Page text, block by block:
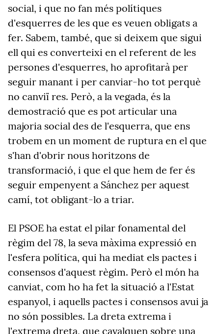
social, i que no fan més polítiques
d'esquerres de les que es veuen obligats a
fer. Sabem, també, que si deixem que sigui
ell qui es converteixi en el referent de les
persones d'esquerres, ho aprofitarà per
seguir manant i per canviar-ho tot perquè
no canviï res. Però, a la vegada, és la
demostració que es pot articular una
majoria social des de l'esquerra, que ens
trobem en un moment de ruptura en el que
s'han d'obrir nous horitzons de
transformació, i que el que hem de fer és
seguir empenyent a Sánchez per aquest
camí, tot obligant-lo a triar.
El PSOE ha estat el pilar fonamental del
règim del 78, la seva màxima expressió en
l'esfera política, qui ha mediat els pactes i
consensos d'aquest règim. Però el món ha
canviat, com ho ha fet la situació a l'Estat
espanyol, i aquells pactes i consensos avui ja
no són possibles. La dreta extrema i
l'extrema dreta, que cavalquen sobre una